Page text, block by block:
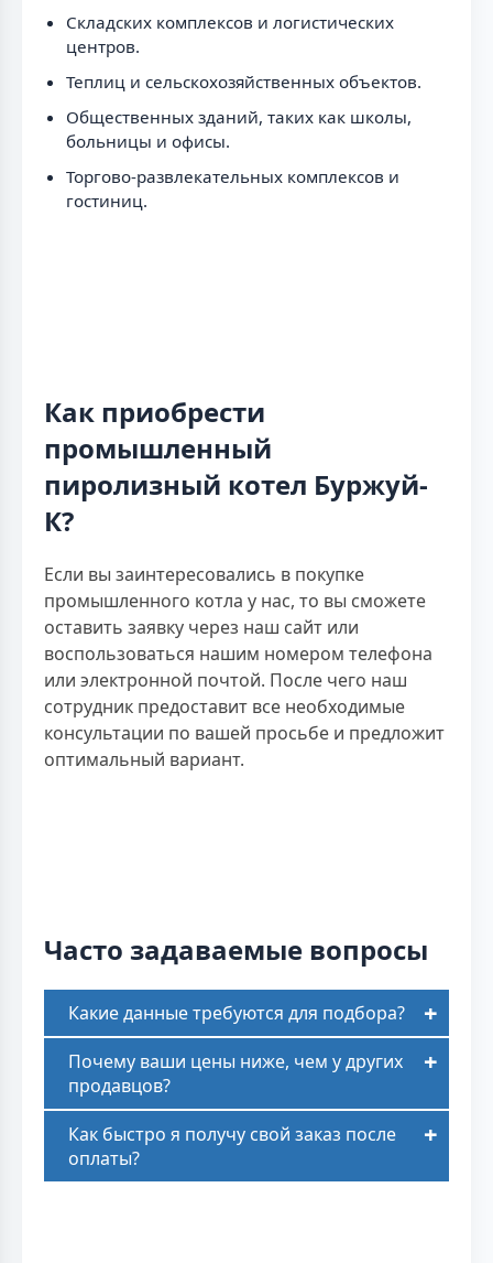
Складских комплексов и логистических
центров.
Теплиц и сельскохозяйственных объектов.
Общественных зданий, таких как школы,
больницы и офисы.
Торгово-развлекательных комплексов и
гостиниц.
Как приобрести
промышленный
пиролизный котел Буржуй-
К?
Если вы заинтересовались в покупке
промышленного котла у нас, то вы сможете
оставить заявку через наш сайт или
воспользоваться нашим номером телефона
или электронной почтой. После чего наш
сотрудник предоставит все необходимые
консультации по вашей просьбе и предложит
оптимальный вариант.
Часто задаваемые вопросы
Какие данные требуются для подбора?
Почему ваши цены ниже, чем у других
продавцов?
Как быстро я получу свой заказ после
оплаты?